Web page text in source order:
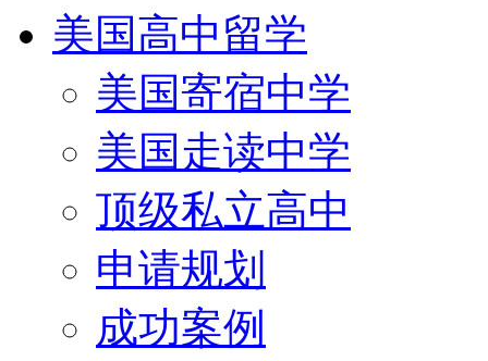
美国高中留学
美国寄宿中学
美国走读中学
顶级私立高中
申请规划
成功案例